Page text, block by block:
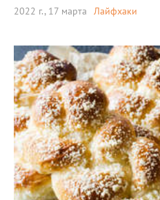
2022 г., 17 марта Лайфхаки